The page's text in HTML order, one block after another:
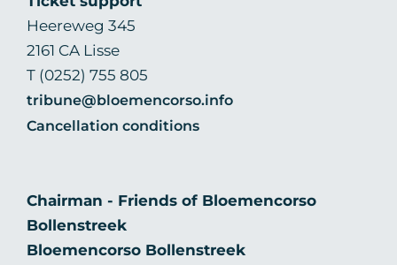
Heereweg 345
2161 CA Lisse
T (0252) 755 805
tribune@bloemencorso.info
Cancellation conditions
Chairman - Friends of Bloemencorso
Bollenstreek
Bloemencorso Bollenstreek